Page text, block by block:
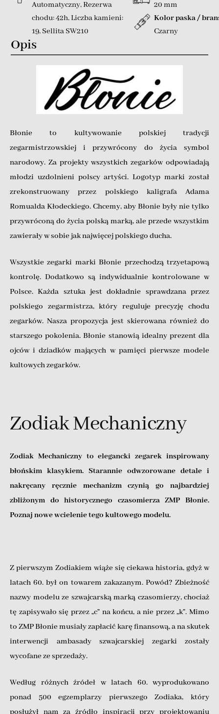
Automatyczny,Rezerwa
chodu: 42h,Liczba kamieni:
19, Sellita SW210
20 mm
Kolor paska /
Czarny
Opis
Błonie to kultywowanie polskiej tradycji
zegarmistrzowskiej i przywrócony do życia symbol
narodowy. Za projekty wszystkich zegarków odpowiadają
młodzi uzdolnieni polscy artyści. Logotyp marki został
zrekonstruowany przez polskiego kaligrafa Adama
Romualda Kłodeckiego. Chcemy, aby Błonie były nie tylko
przywróconą do życia polską marką, ale przede wszystkim
zawierały w sobie jak najwięcej polskiego ducha.
Wszystkie zegarki marki Błonie przechodzą trzyetapową
kontrolę. Dodatkowo są indywidualnie kontrolowane w
Polsce. Każda sztuka jest dokładnie sprawdzana przez
polskiego zegarmistrza, który reguluje precyzję chodu
zegarków. Nasza propozycja jest skierowana również do
starszego pokolenia. Błonie stanowią idealny prezent dla
ojców i dziadków mających w pamięci pierwsze modele
kultowych zegarków.
Zodiak Mechaniczny
Zodiak Mechaniczny to elegancki zegarek inspirowany
błońskim klasykiem. Starannie odwzorowane detale i
nakręcany ręcznie mechanizm czynią go najbardziej
zbliżonym do historycznego czasomierza ZMP Błonie.
Poznaj nowe wcielenie tego kultowego modelu.
Z pierwszym Zodiakiem wiąże się ciekawa historia, gdyż w
latach 60. był on towarem zakazanym. Powód? Zbieżność
nazwy modelu ze szwajcarską marką czasomierzy, chociaż
tę zapisywało się przez „c” na końcu, a nie przez „k”. Mimo
to ZMP Błonie musiały zapłacić karę finansową, a na skutek
interwencji ambasady szwajcarskiej zegarki zostały
wycofane ze sprzedaży.
Według różnych źródeł w latach 60. wyprodukowano
ponad 500 egzemplarzy pierwszego Zodiaka, który